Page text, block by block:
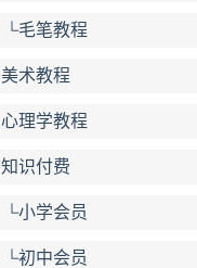
└毛笔教程
美术教程
心理学教程
知识付费
└小学会员
└初中会员